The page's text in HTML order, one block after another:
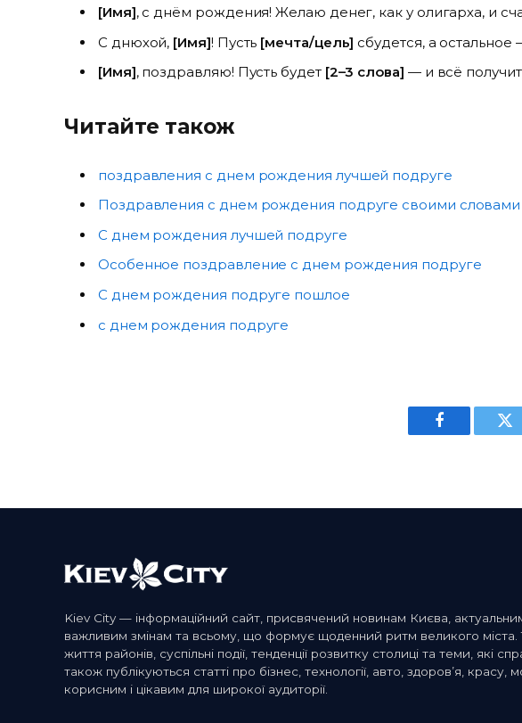
[Имя], с днём рождения! Желаю денег, как у олигарха, и
С днюхой, [Имя]! Пусть [мечта/цель] сбудется, а
[Имя], поздравляю! Пусть будет [2–3 слова] — и всё
Читайте також
поздравления с днем рождения лучшей подруге
Поздравления с днем рождения подруге своими словами
С днем рождения лучшей подруге
Особенное поздравление с днем рождения подруге
С днем рождения подруге пошлое
с днем рождения подруге
Facebook
Kiev City — інформаційний сайт, присвячений новинам Києва,
важливим змінам та всьому, що формує щоденний ритм великого міста.
життя районів, суспільні події, тенденції розвитку столиці та теми, які
також публікуються статті про бізнес, технології, авто, здоров’я,
корисним і цікавим для широкої аудиторії.